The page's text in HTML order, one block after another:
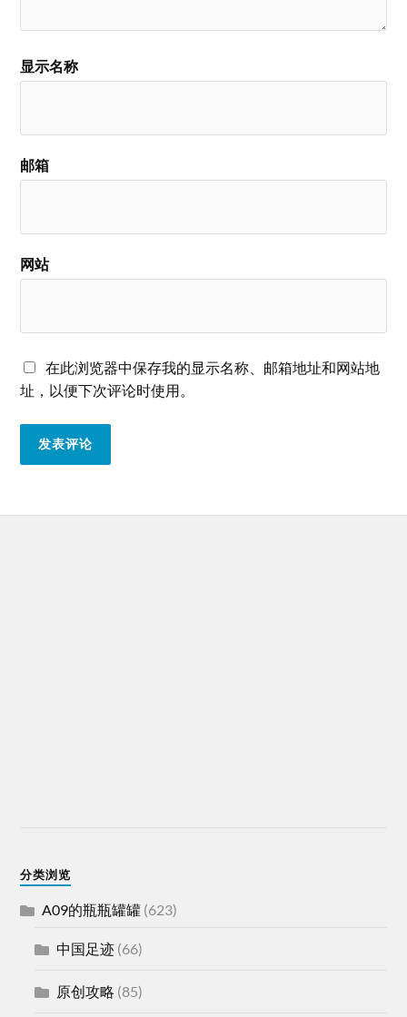
显示名称
邮箱
网站
在此浏览器中保存我的显示名称、邮箱地址和网站地
址，以便下次评论时使用。
分类浏览
A09的瓶瓶罐罐 (623)
中国足迹 (66)
原创攻略 (85)